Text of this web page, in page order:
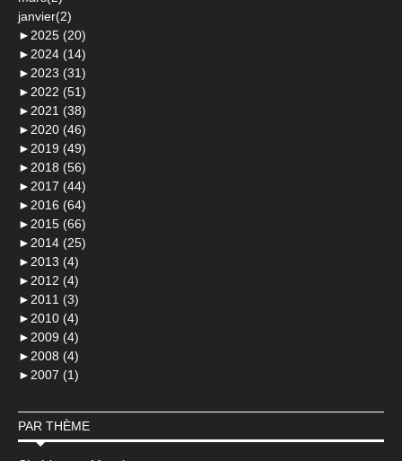
janvier(2)
► 2025 (20)
► 2024 (14)
► 2023 (31)
► 2022 (51)
► 2021 (38)
► 2020 (46)
► 2019 (49)
► 2018 (56)
► 2017 (44)
► 2016 (64)
► 2015 (66)
► 2014 (25)
► 2013 (4)
► 2012 (4)
► 2011 (3)
► 2010 (4)
► 2009 (4)
► 2008 (4)
► 2007 (1)
PAR THÈME